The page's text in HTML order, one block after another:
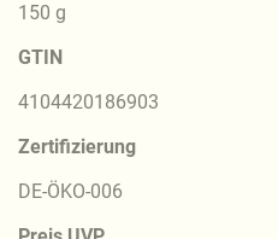
150 g
GTIN
4104420186903
Zertifizierung
DE-ÖKO-006